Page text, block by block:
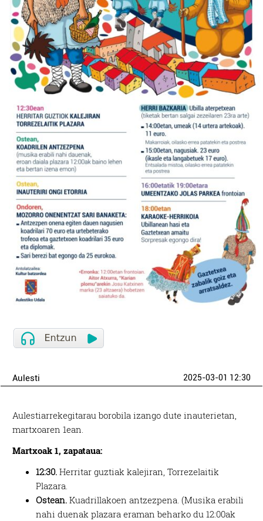
Aulesti 2025-03-01 12:30
Aulestiarrekegitarau borobila izango dute inauterietan,
martxoaren 1ean.
Martxoak 1, zapataua:
12:30. Herritar guztiak kalejiran, Torrezelaitik
Plazara.
Ostean. Kuadrillakoen antzezpena. (Musika erabili
nahi duenak plazara eraman beharko du 12:00ak